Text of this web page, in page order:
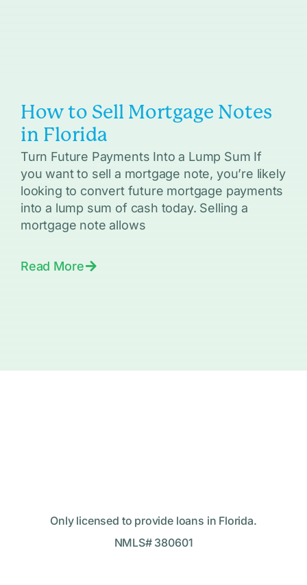
How to Sell Mortgage Notes
in Florida
Turn Future Payments Into a Lump Sum If
you want to sell a mortgage note, you’re likely
looking to convert future mortgage payments
into a lump sum of cash today. Selling a
mortgage note allows
Read More
Only licensed to provide loans in Florida.
NMLS# 380601